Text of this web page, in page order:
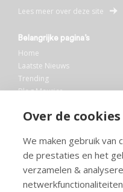
Over de
We maken gebruik van
de prestaties en het
verzamelen &
Lees meer over deze site
Belangrijke pagina’s
Home
Laatste Nieuws
Trending
Blog Maurice
Bibliotheek
Info en service
FAQ
Doneren
Privacy